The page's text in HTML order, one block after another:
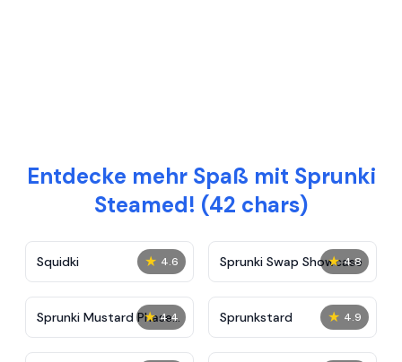
Entdecke mehr Spaß mit Sprunki
Steamed! (42 chars)
★ 4.6
Squidki ★ 4.8
Sprunki Swap Showcase
★ 4.4
Sprunki Mustard Phase
2
★ 4.9
Sprunkstard